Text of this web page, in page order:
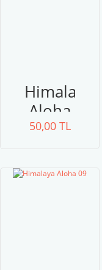
Himalaya
Aloha
Simli
50,00 TL